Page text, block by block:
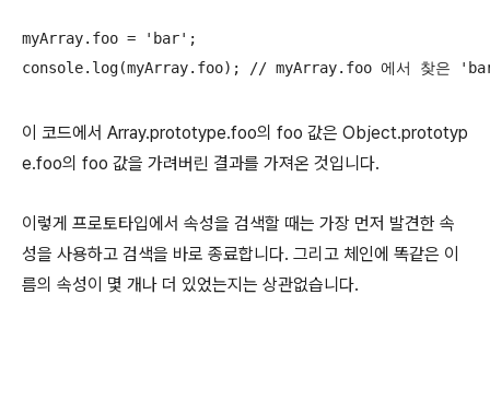
myArray.foo = 'bar';
console.log(myArray.foo); // myArray.foo 에서 찾은
이 코드에서 Array.prototype.foo의 foo 값은 Object.prototyp
e.foo의 foo 값을 가려버린 결과를 가져온 것입니다.
이렇게 프로토타입에서 속성을 검색할 때는 가장 먼저 발견한 속
성을 사용하고 검색을 바로 종료합니다. 그리고 체인에 똑같은 이
름의 속성이 몇 개나 더 있었는지는 상관없습니다.